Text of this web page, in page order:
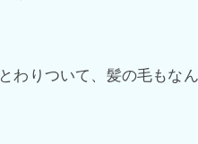
わりついて、髪の毛もな